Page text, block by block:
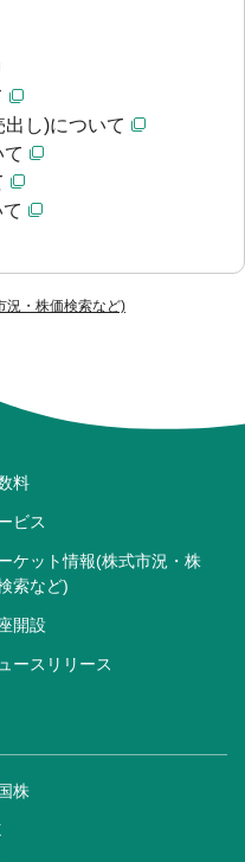
況・株価検索など)
出し)について
料
ビス
ケット情報(株式市況・株
索など)
開設
ースリリース
株